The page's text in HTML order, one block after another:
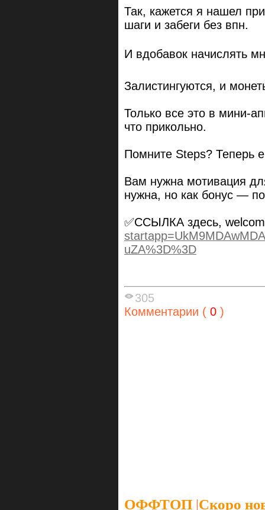
Так, кажется я нашел
шаги и забеги без впн.
И вдобавок начислять
Залистингуются, и
Только все это в мини-
что прикольно.
Помните Steps? Теперь
Вам нужна мотивация
нужна, но как бонус —
✅ССЫЛКА здесь,
uZA%3D%3D
305
Комментарии ( 0 )
ОФФТОП |Скоро